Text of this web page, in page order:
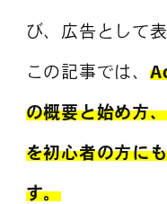
び、広告として
この記事では、
の概要と始め方
を初心者の方に
す。